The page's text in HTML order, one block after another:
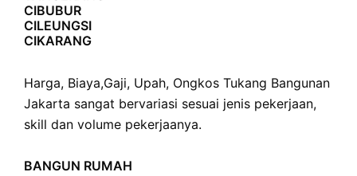
CIBUBUR
CILEUNGSI
CIKARANG
Harga, Biaya,Gaji, Upah, Ongkos Tukang Bangunan
Jakarta sangat bervariasi sesuai jenis pekerjaan,
skill dan volume pekerjaanya.
BANGUN RUMAH